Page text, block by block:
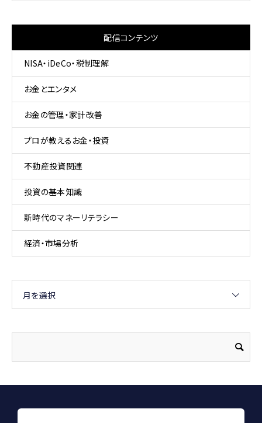
配信コンテンツ
NISA・iDeCo・税制理解
お金とエンタメ
お金の管理・家計改善
プロが教えるお金・投資
不動産投資関連
投資の基本知識
新時代のマネーリテラシー
経済・市場分析
月を選択